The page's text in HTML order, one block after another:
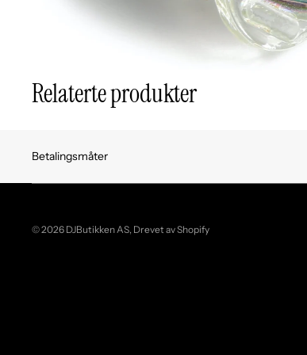
Relaterte produkter
Betalingsmåter
© 2026 DJButikken AS, Drevet av Shopify